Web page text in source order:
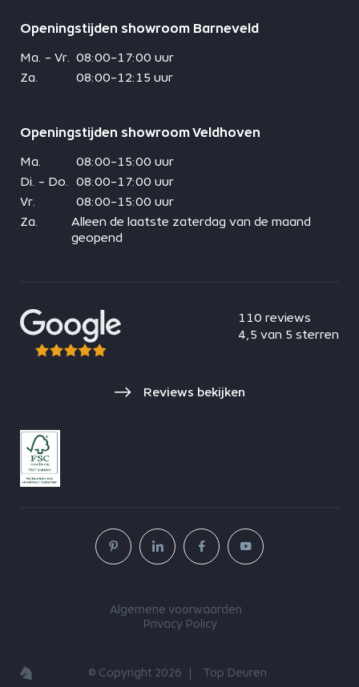
Openingstijden showroom Barneveld
Ma. - Vr.
08:00-17:00 uur
Za.
08:00-12:15 uur
Openingstijden showroom Veldhoven
Ma.
08:00-15:00 uur
Di. - Do.
08:00-17:00 uur
Vr.
08:00-15:00 uur
Za.
Alleen de laatste zaterdag van de maand
geopend
110 reviews
4,5 van 5 sterren
Reviews bekijken
© Copyright 2026 Top Deuren
Algemene voorwaarden
Privacy Policy